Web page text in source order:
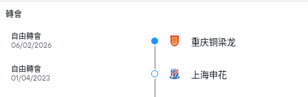
轉會
自由轉會
06/02/2026
重庆铜梁龙
自由轉會
01/04/2023
上海申花